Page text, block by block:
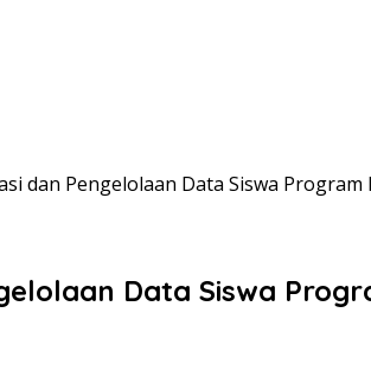
dan Pengelolaan Data Siswa
Data Siswa